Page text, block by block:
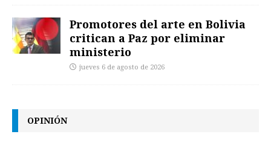
Promotores del arte en Bolivia
critican a Paz por eliminar
ministerio
jueves 6 de agosto de 2026
OPINIÓN